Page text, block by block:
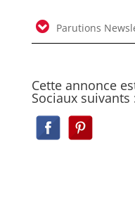
Parutions
Cette annonce
Sociaux suivants